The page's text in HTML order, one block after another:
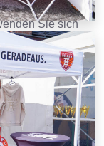
Sie sich
Die
des
frei